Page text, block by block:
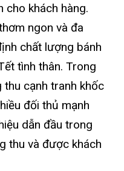
cho khách hàng.
ngon và đa
chất lượng bánh
tình thân. Trong
cạnh tranh khốc
đối thủ mạnh
dẫn đầu trong
thu và được khách